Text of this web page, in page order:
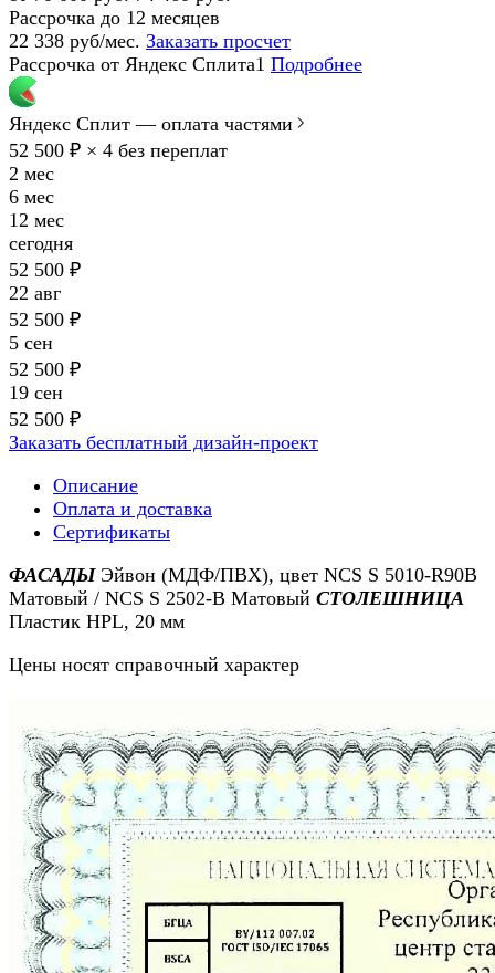
Рассрочка до 12 месяцев
22 338 руб/мес. Заказать просчет
Рассрочка от Яндекс Сплита1 Подробнее
Яндекс Сплит — оплата частями
52 500 ₽ × 4 без переплат
2 мес
6 мес
12 мес
сегодня
52 500 ₽
22 авг
52 500 ₽
5 сен
52 500 ₽
19 сен
52 500 ₽
Заказать бесплатный дизайн-проект
Описание
Оплата и доставка
Сертификаты
ФАСАДЫЭйвон (МДФ/ПВХ), цвет NCS S 5010-R90B
Матовый / NCS S 2502-B Матовый СТОЛЕШНИЦА
Пластик HPL, 20 мм
Цены носят справочный характер